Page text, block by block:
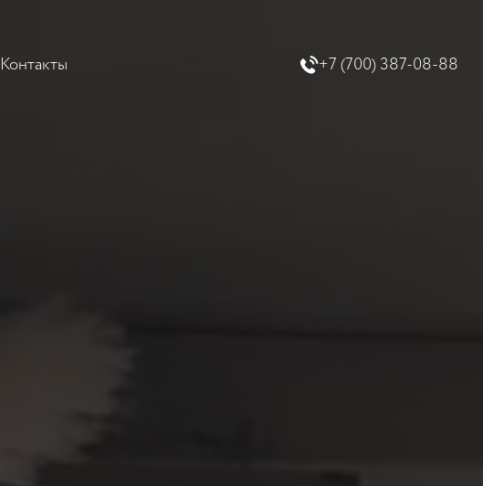
Контакты +7 (700) 387-08-88